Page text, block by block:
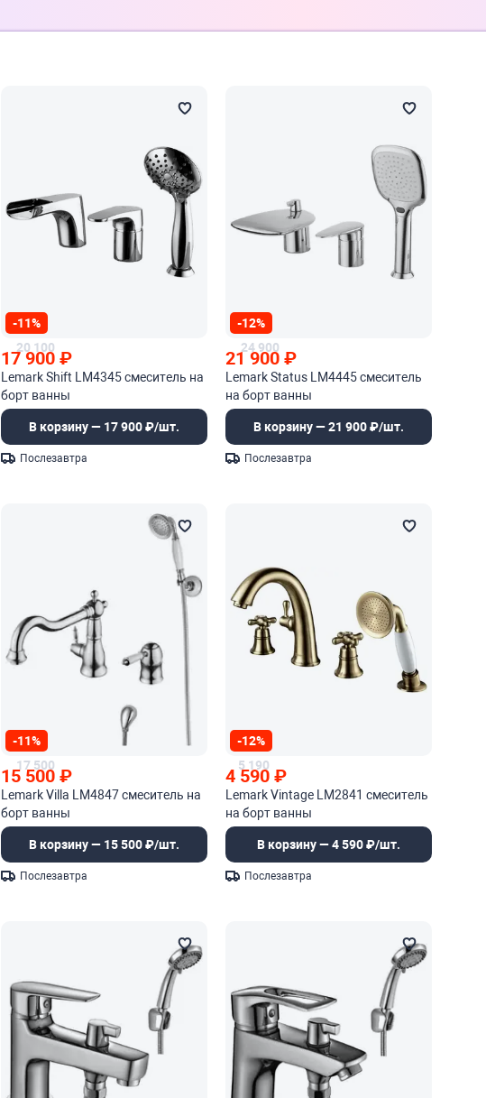
-11%
20 100
17 900₽
Lemark Shift LM4345 смеситель на
борт ванны
В корзину — 17 900 ₽/шт.
Послезавтра
-12%
24 900
21 900₽
Lemark Status LM4445 смеситель
на борт ванны
В корзину — 21 900 ₽/шт.
Послезавтра
-11%
17 500
15 500₽
Lemark Villa LM4847 смеситель на
борт ванны
В корзину — 15 500 ₽/шт.
Послезавтра
-12%
5 190
4 590₽
Lemark Vintage LM2841 смеситель
на борт ванны
В корзину — 4 590 ₽/шт.
Послезавтра